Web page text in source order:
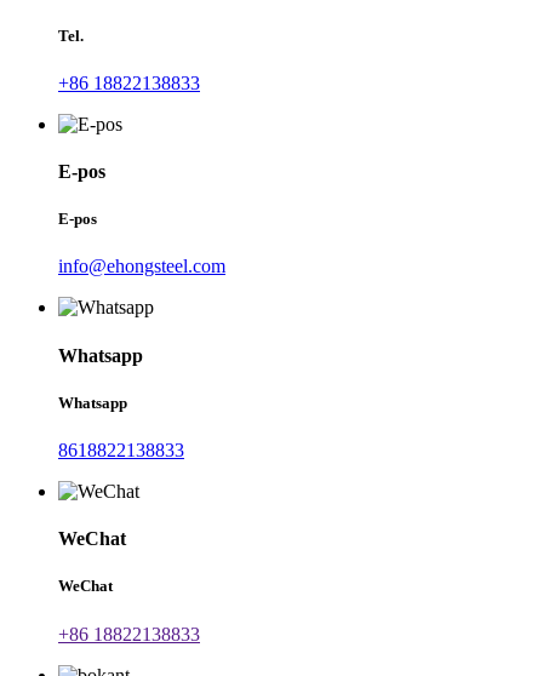
Tel.
+86 18822138833
E-pos
E-pos
info@ehongsteel.com
Whatsapp
Whatsapp
8618822138833
WeChat
WeChat
+86 18822138833